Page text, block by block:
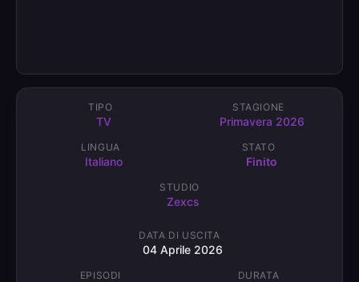
TIPO
TV
STAGIONE
Primavera 2026
LINGUA
Italiano
STATO
Finito
STUDIO
Zexcs
DATA DI USCITA
04 Aprile 2026
EPISODI DURATA